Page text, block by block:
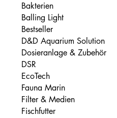
Bakterien
Balling Light
Bestseller
D&D Aquarium Solution
Dosieranlage & Zubehör
DSR
EcoTech
Fauna Marin
Filter & Medien
Fischfutter